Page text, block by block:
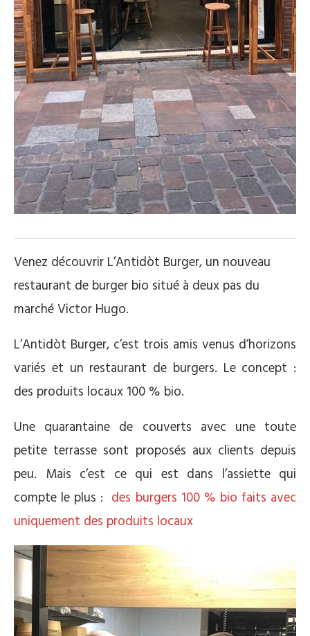
Venez découvrir L’Antidòt Burger, un nouveau
restaurant de burger bio situé à deux pas du
marché Victor Hugo.
L’Antidòt Burger, c’est trois amis venus d’horizons
variés et un restaurant de burgers. Le concept :
des produits locaux 100 % bio.
Une quarantaine de couverts avec une toute
petite terrasse sont proposés aux clients depuis
peu. Mais c’est ce qui est dans l’assiette qui
compte le plus : des burgers 100 % bio faits avec
uniquement des produits locaux